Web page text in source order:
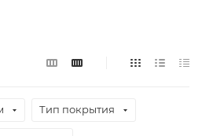
Тип покрытия